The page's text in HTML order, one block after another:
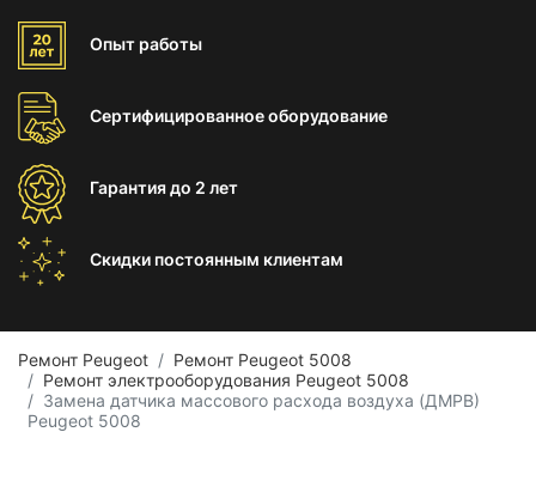
Опыт работы
Сертифицированноеоборудование
Гарантиядо 2 лет
Скидки постоянным клиентам
Ремонт Peugeot
Ремонт Peugeot 5008
Ремонт электрооборудования Peugeot 5008
Замена датчика массового расхода воздуха (ДМРВ)
Peugeot 5008